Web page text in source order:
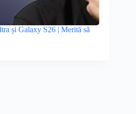
și Galaxy S26 | Merită să